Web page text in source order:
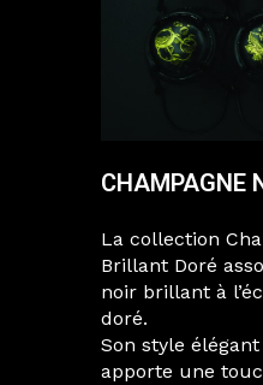
CHAMPAGNE
La collection
Brillant Doré
noir brillant à
doré.
Son style
apporte une